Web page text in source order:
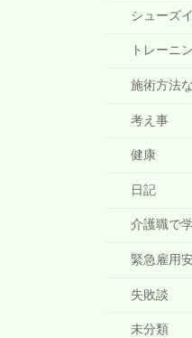
シューズ
トレーニ
施術方法
考え事
健康
日記
介護職で
緊急雇用
失敗談
未分類